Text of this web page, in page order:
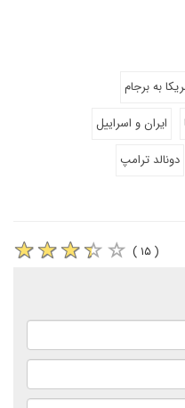
به برجام
ایران و اسراییل
دونالد ترامپ
( ۱۵ )